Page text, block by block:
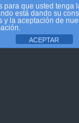
para que usted tenga
está dando su
y la aceptación de
ACEPTAR